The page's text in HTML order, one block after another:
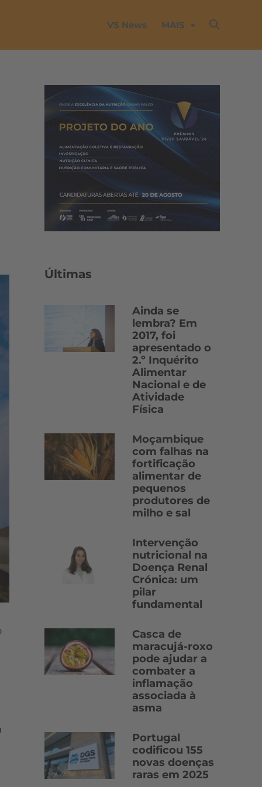
VS News MAIS
Últimas
Ainda se
lembra? Em
2017, foi
apresentado o
2.º Inquérito
Alimentar
Nacional e de
Atividade
Física
Moçambique
com falhas na
fortificação
alimentar de
pequenos
produtores de
milho e sal
Intervenção
nutricional na
Doença Renal
Crónica: um
pilar
fundamental
Casca de
maracujá-roxo
pode ajudar a
combater a
inflamação
associada à
asma
Portugal
codificou 155
novas doenças
raras em 2025